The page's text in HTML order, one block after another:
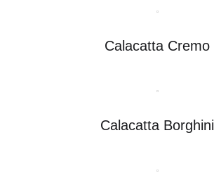
Calacatta Cremo
Calacatta Borghini